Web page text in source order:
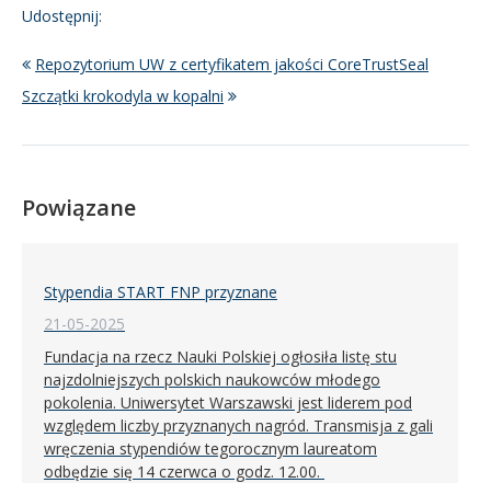
Udostępnij:
Repozytorium UW z certyfikatem jakości CoreTrustSeal
Szczątki krokodyla w kopalni
Powiązane
Stypendia START FNP przyznane
21-05-2025
Fundacja na rzecz Nauki Polskiej ogłosiła listę stu
najzdolniejszych polskich naukowców młodego
pokolenia. Uniwersytet Warszawski jest liderem pod
względem liczby przyznanych nagród. Transmisja z gali
wręczenia stypendiów tegorocznym laureatom
odbędzie się 14 czerwca o godz. 12.00.